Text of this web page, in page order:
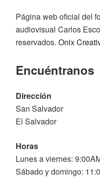
Página web oficial del
audiovisual Carlos
reservados. Onix
Encuéntranos
Dirección
San Salvador
El Salvador
Horas
Lunes a viernes:
Sábado y domingo: